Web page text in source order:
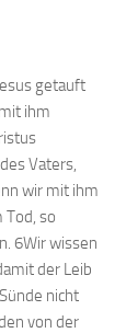
getauft
ihm
Vaters,
wir mit ihm
so
6Wir wissen
der Leib
nicht
von der